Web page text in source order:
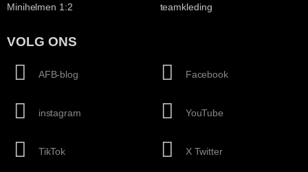
Minihelmen 1:2 teamkleding
VOLG ONS
AFB-blog
instagram
TikTok
Facebook
YouTube
X Twitter